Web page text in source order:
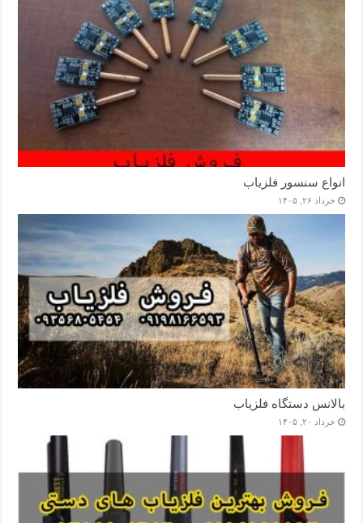
انواع سنسور فلزیاب
خرداد ۲۶, ۱۴۰۵
بالانس دستگاه فلزیاب
خرداد ۲۰, ۱۴۰۵